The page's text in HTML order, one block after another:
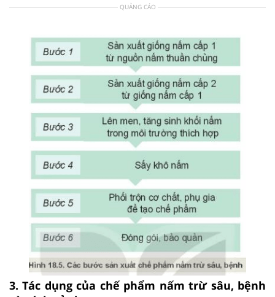
QUẢNG CÁO
3. Tác dụng của chế phẩm nấm trừ sâu, bệnh